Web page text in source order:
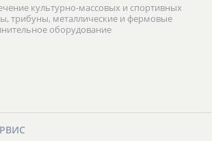
культурно-массовых и спортивных
трибуны, металлические и фермовые
оборудование